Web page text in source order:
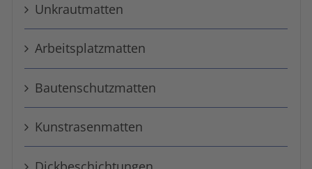
Unkrautmatten
Arbeits­platz­matten
Bauten­schutz­matten
Kunstrasen­matten